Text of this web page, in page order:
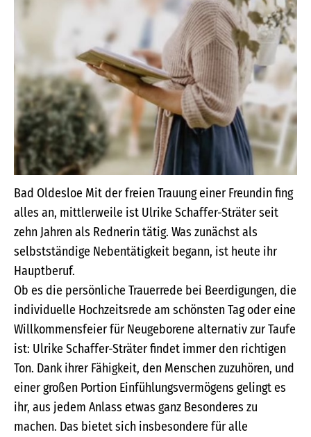
Bad Oldesloe Mit der freien Trauung einer Freundin fing
alles an, mittlerweile ist Ulrike Schaffer-Sträter seit
zehn Jahren als Rednerin tätig. Was zunächst als
selbstständige Nebentätigkeit begann, ist heute ihr
Hauptberuf.
Ob es die persönliche Trauerrede bei Beerdigungen, die
individuelle Hochzeitsrede am schönsten Tag oder eine
Willkommensfeier für Neugeborene alternativ zur Taufe
ist: Ulrike Schaffer-Sträter findet immer den richtigen
Ton. Dank ihrer Fähigkeit, den Menschen zuzuhören, und
einer großen Portion Einfühlungsvermögens gelingt es
ihr, aus jedem Anlass etwas ganz Besonderes zu
machen. Das bietet sich insbesondere für alle